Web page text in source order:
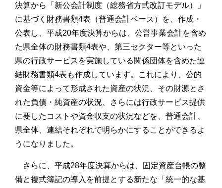
決算から「新公会計制度（総務省方式改訂モデル）」
に基づく財務書類4表（普通会計ベース）を、作成・
公表し、平成20年度決算からは、公営事業会計を含め
た県全体の財務書類4表や、第三セクター等といった
県の行政サービスを実施している関係団体を含めた連
結財務書類4表も作成しています。これにより、公的
資金等によって形成された資産の状況、その財源とさ
れた負債・純資産の状況、さらには行政サービス提供
に要したコストや資金収支の状況などを、普通会計、
県全体、連結それぞれで明らかにすることができるよ
うになりました。
さらに、平成28年度決算からは、固定資産台帳の整
備と複式簿記の導入を前提とする新たな「統一的な基